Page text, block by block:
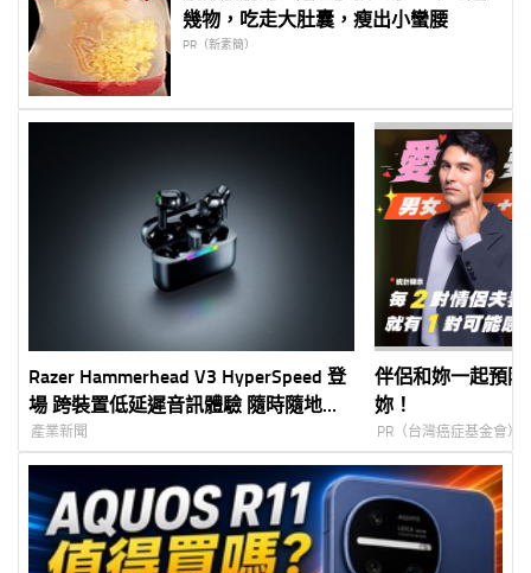
幾物，吃走大肚囊，瘦出小蠻腰
PR（新素簡）
Razer Hammerhead V3 HyperSpeed 登
場 跨裝置低延遲音訊體驗 隨時隨地掌
控戰局
產業新聞
伴侶和妳一起預
妳！
PR（台灣癌症基金會）